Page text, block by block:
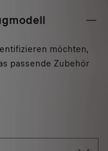
möchten,
passende Zubehör